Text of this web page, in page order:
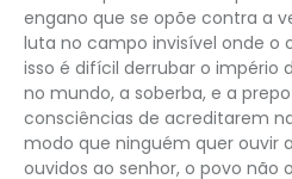
engano que se opõe contra a
luta no campo invisível onde o
isso é difícil derrubar o império
no mundo, a soberba, e a
consciências de acreditarem
modo que ninguém quer ouvir
ouvidos ao senhor, o povo não